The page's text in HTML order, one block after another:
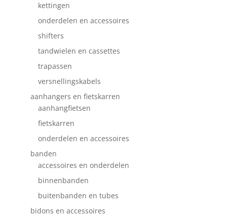
kettingen
onderdelen en accessoires
shifters
tandwielen en cassettes
trapassen
versnellingskabels
aanhangers en fietskarren
aanhangfietsen
fietskarren
onderdelen en accessoires
banden
accessoires en onderdelen
binnenbanden
buitenbanden en tubes
bidons en accessoires